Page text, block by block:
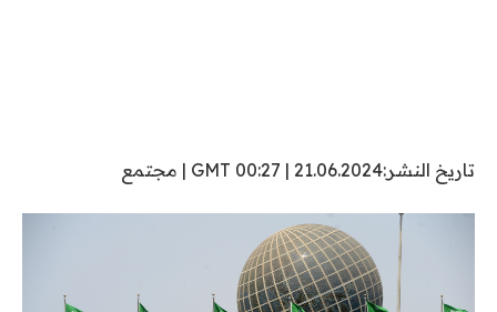
تاريخ النشر:21.06.2024
|
00:27 GMT
| مجتمع